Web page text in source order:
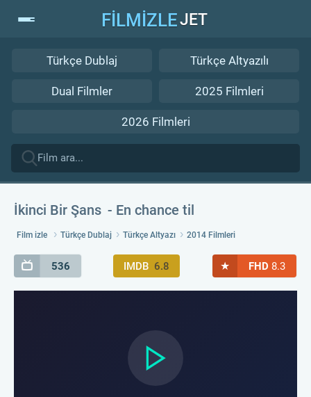
FİLMİZLEJET
Türkçe Dublaj Türkçe Altyazılı
Dual Filmler 2025 Filmleri
2026 Filmleri
İkinci Bir Şans En chance til
Film izle Türkçe Dublaj Türkçe Altyazı 2014 Filmleri
536 IMDB 6.8 ★ FHD 8.3